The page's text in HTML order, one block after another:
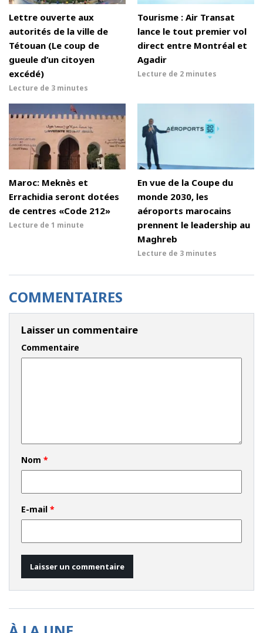
Lettre ouverte aux
autorités de la ville de
Tétouan (Le coup de
gueule d’un citoyen
excédé)
Lecture de 3 minutes
Tourisme : Air Transat
lance le tout premier vol
direct entre Montréal et
Agadir
Lecture de 2 minutes
Maroc: Meknès et
Errachidia seront dotées
de centres «Code 212»
Lecture de 1 minute
En vue de la Coupe du
monde 2030, les
aéroports marocains
prennent le leadership au
Maghreb
Lecture de 3 minutes
COMMENTAIRES
Laisser un commentaire
Commentaire
Nom *
E-mail *